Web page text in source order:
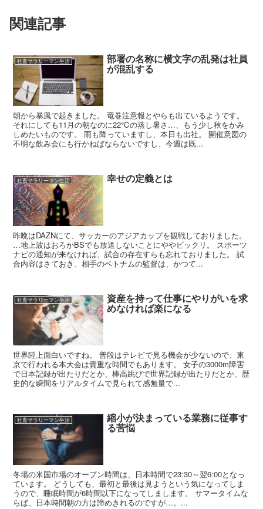
関連記事
社畜サラリーマン生活 部署の名称に横文字の乱発は社員
が混乱する
朝から暴風で起きました。 竜巻注意報とやらも出ているようです。
それにしても11月の朝なのに22℃の蒸し暑さ…、もう少し秋をかみ
しめたいものです。 雨も降っていますし、本日も出社。 開催意図の
不明な飲み会にも行かねばならないですし、今週は既...
社畜サラリーマン生活 幸せの定義とは
昨晩はDAZNにて、サッカーのアジアカップを観戦しておりました。
…地上波はおろかBSでも放送しないことにややビックリ。 スポーツ
ナビの通知が来なければ、試合の存在すらも忘れておりました。 試
合内容はさておき、相手のベトナムの監督は、かつて...
社畜サラリーマン生活 資産を持って仕事にやりがいを求
めなければ楽になる
世界陸上面白いですね。 普段はテレビで見る機会が少ないので、東
京で行われる本大会は貴重な時間でもあります。 女子の3000m障害
で日本記録が出たりだとか、棒高跳びで世界記録が出たりだとか、歴
史的な瞬間をリアルタイムで見られて感無量で...
社畜サラリーマン生活 縮小が決まっている業務に従事す
る苦悩
冬場の米国市場のオープン時間は、日本時間で23:30～翌6:00となっ
ています。 どうしても、最初と最後は見ようという気になってしま
うので、睡眠時間が6時間以下になってしまします。 サマータイムな
らば、日本時間朝の方は諦めきれるのですが…。...